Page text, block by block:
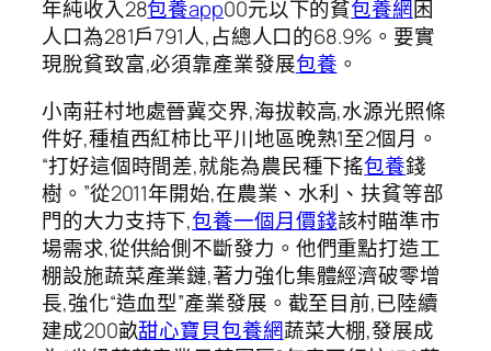
年純收入28包養app00元以下的貧包養網困
人口為281戶791人,占總人口的68.9%。要實
現脫貧致富,必須靠產業發展包養 。
小南莊村地處晉冀交界,海拔較高,水源光照條
件好,種植西紅柿比平川地區晚熟1至2個月。
“打好這個時間差,就能為農民種下搖包養錢
樹。”從2011年開始,在農業、水利、扶貧等部
門的大力支持下,包養一個月價錢該村瞄準市
場需求,從供給側不斷發力。他們重點打造工
棚設施蔬菜產業鏈,著力強化集體經濟破零增
長,強化“造血型”產業發展。截至目前,已陸續
建成200畝甜心寶貝包養網蔬菜大棚,發展成